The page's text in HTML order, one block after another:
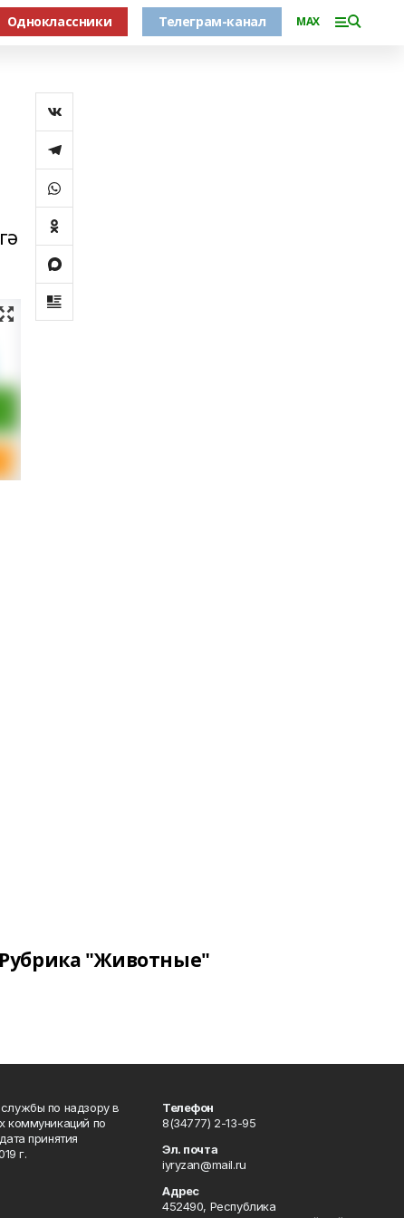
Одноклассники Телеграм-канал MAX
Рубрика "Животные"
по надзору в
коммуникаций по
принятия
г.
Телефон
8(34777) 2-13-95
Эл. почта
iyryzan@mail.ru
Адрес
452490, Республика